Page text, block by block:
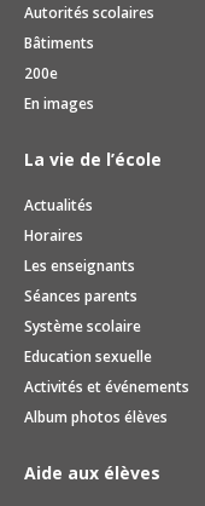
Autorités scolaires
Bâtiments
200e
En images
La vie de l’école
Actualités
Horaires
Les enseignants
Séances parents
Système scolaire
Education sexuelle
Activités et événements
Album photos élèves
Aide aux élèves